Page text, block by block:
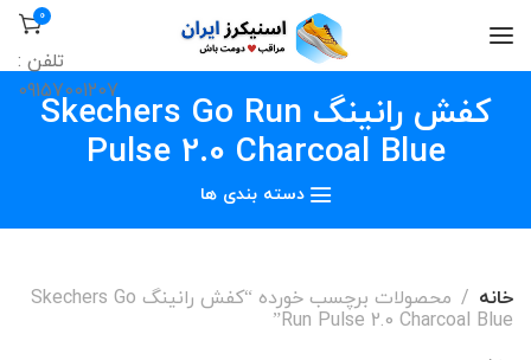
0
تلفن :
09157001207
کفش رانینگ Skechers Go Run
Pulse 2.0 Charcoal Blue
دسته بندی ها
خانه
محصولات برچسب خورده “کفش رانینگ Skechers Go
Run Pulse 2.0 Charcoal Blue”